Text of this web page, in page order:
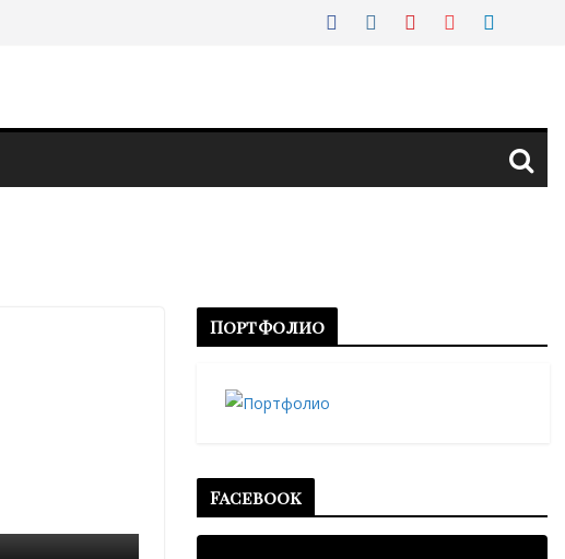
Портфолио
Facebook